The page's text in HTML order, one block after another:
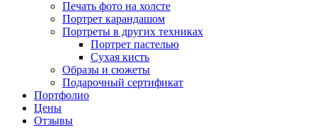
Печать фото на холсте
Портрет карандашом
Портреты в других техниках
Портрет пастелью
Сухая кисть
Образы и сюжеты
Подарочный сертификат
Портфолио
Цены
Отзывы